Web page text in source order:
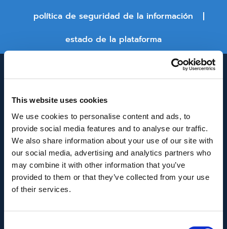
This website uses cookies
We use cookies to personalise content and ads, to
provide social media features and to analyse our traffic.
We also share information about your use of our site with
our social media, advertising and analytics partners who
may combine it with other information that you’ve
provided to them or that they’ve collected from your use
of their services.
política de seguridad de la información
estado de la plataforma
INNOVACIÓN Y DESARROLLO DE ANDALUCÍA
IDEA
Se ha recibido un incentivo de la Agencia de
Junta de Andalucía, por un importe de